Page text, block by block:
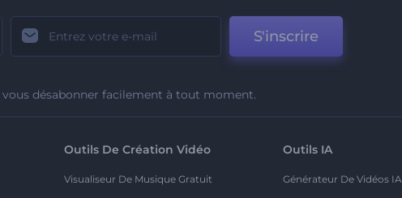
S'inscrire
vous désabonner facilement à tout moment.
Outils De Création Vidéo
Visualiseur De Musique Gratuit
Outils IA
Générateur De Vidéos IA